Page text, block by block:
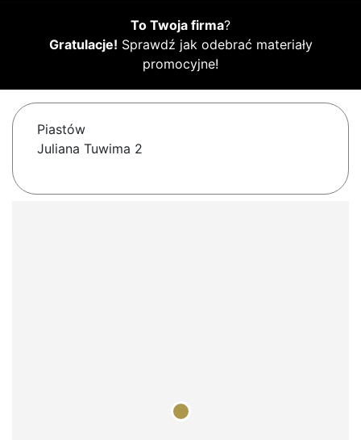
To Twoja firma?
Gratulacje! Sprawdź jak odebrać materiały
promocyjne!
Piastów
Juliana Tuwima 2